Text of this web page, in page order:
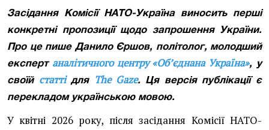
Засідання Комісії НАТО-Україна виносить перші
конкретні пропозиції щодо запрошення України.
Про це пише Данило Єршов, політолог, молодший
експерт аналітичного центру «Обʼєднана Україна», у
своїй статтідля The Gaze. Ця версія публікації є
перекладом українською мовою.
У квітні 2026 року, після засідання Комісії НАТО-